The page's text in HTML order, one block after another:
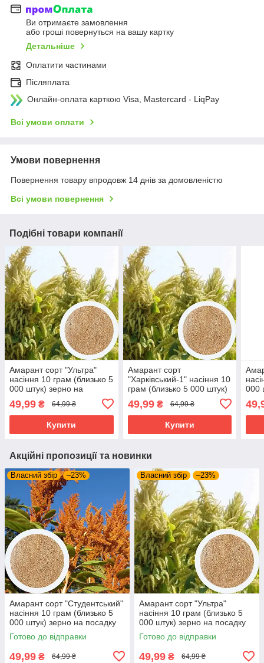
Ви отримаєте замовлення
або гроші повернуться на вашу картку
Детальніше
Оплатити частинами
Післяплата
Онлайн-оплата карткою Visa, Mastercard - LiqPay
Всі умови оплати
Умови повернення
Повернення товару впродовж 14 днів за домовленістю
Всі умови повернення
Подібні товари компанії
Амарант сорт "Ультра"
насіння 10 грам (близько 5
000 штук) зерно на
49,99 ₴ 64,99 ₴
Купити
Амарант сорт
"Харківський-1" насіння 10
грам (близько 5 000 штук)
середньостиглий
49,99₴ 64,99 ₴
Купити
000
Акційні пропозиції та новинки
Власний збір –23%
Амарант сорт "Студентський"
насіння 10 грам (близько 5
000 штук) зерно на посадку
середньостиглий
Готово до відправки
49,99 ₴ 64,99 ₴
Власний збір –23%
Амарант сорт "Ультра"
насіння 10 грам (близько 5
000 штук) зерно на посадку
ранньостиглий
Готово до відправки
49,99 ₴ 64,99 ₴